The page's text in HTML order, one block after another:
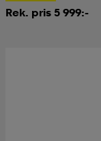
Rek. pris 5 999:-